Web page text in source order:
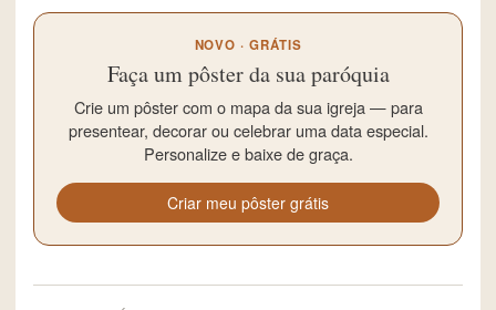
NOVO · GRÁTIS
Faça um pôster da sua paróquia
Crie um pôster com o mapa da sua igreja — para
presentear, decorar ou celebrar uma data especial.
Personalize e baixe de graça.
Criar meu pôster grátis